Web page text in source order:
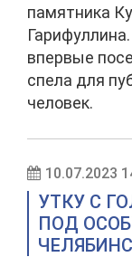
памятника
впервые
спела для
человек.
10.07.2023
УТКУ С
ПОД